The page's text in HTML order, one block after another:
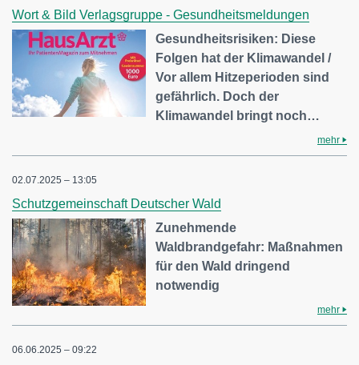
Wort & Bild Verlagsgruppe - Gesundheitsmeldungen
Gesundheitsrisiken: Diese
Folgen hat der Klimawandel /
Vor allem Hitzeperioden sind
gefährlich. Doch der
Klimawandel bringt noch…
mehr
02.07.2025 – 13:05
Schutzgemeinschaft Deutscher Wald
Zunehmende
Waldbrandgefahr: Maßnahmen
für den Wald dringend
notwendig
mehr
06.06.2025 – 09:22